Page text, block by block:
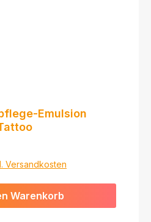
Emulsion
Versandkosten
Warenkorb